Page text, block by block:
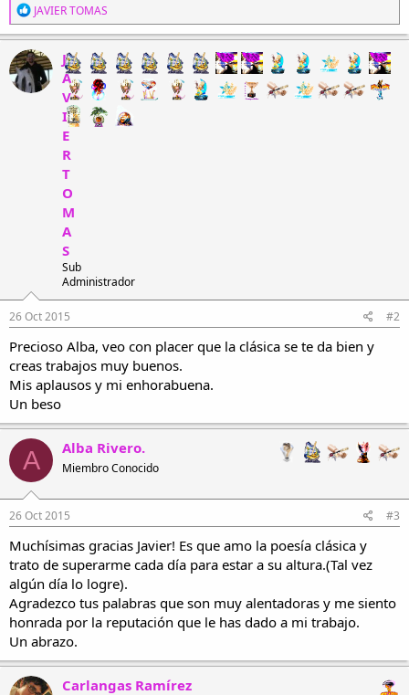
R
e
a
c
c
i
o
JAVIER TOMAS
J
A
V
I
E
R
T
O
M
A
S
Sub
Administrador
26 Oct 2015 #2
Precioso Alba, veo con placer que la clásica se te da bien y
creas trabajos muy buenos.
Mis aplausos y mi enhorabuena.
Un beso
A Alba Rivero.
Miembro Conocido
26 Oct 2015 #3
Muchísimas gracias Javier! Es que amo la poesía clásica y
trato de superarme cada día para estar a su altura.(Tal vez
algún día lo logre).
Agradezco tus palabras que son muy alentadoras y me siento
honrada por la reputación que le has dado a mi trabajo.
Un abrazo.
Carlangas Ramírez